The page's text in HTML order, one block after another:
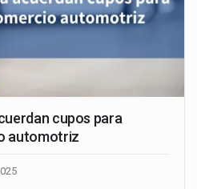
cupos para
automotriz